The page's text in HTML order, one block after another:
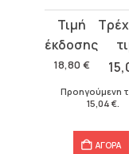
18,80 €
Original
price
was:
τρέχουσα
τιμή
15,04 €.
Προηγούμενη
15,04 €
ΑΓΟΡΑ